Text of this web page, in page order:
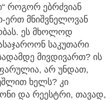
როგორ ებრძვიან
ერთ მნიშვნელოვან
ეს მხოლოდ
საკუთარი
მივდივართ? ის
არ უნდათ,
ხელს? კი
და რეესტრი, თავად,